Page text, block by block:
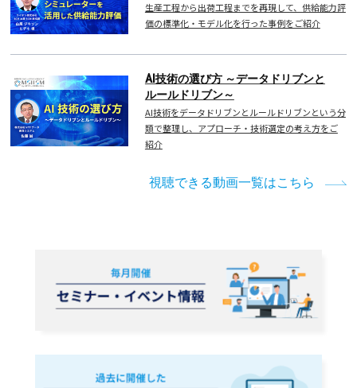
生産工程から出荷工程までを再現して、供給能力評
価の標準化・モデル化を行った事例をご紹介
AI技術の選び方 ～データドリブンと
ルールドリブン～
AI技術をデータドリブンとルールドリブンという分
類で整理し、アプローチ・技術選定の考え方をご
紹介
視聴できる動画一覧はこちら